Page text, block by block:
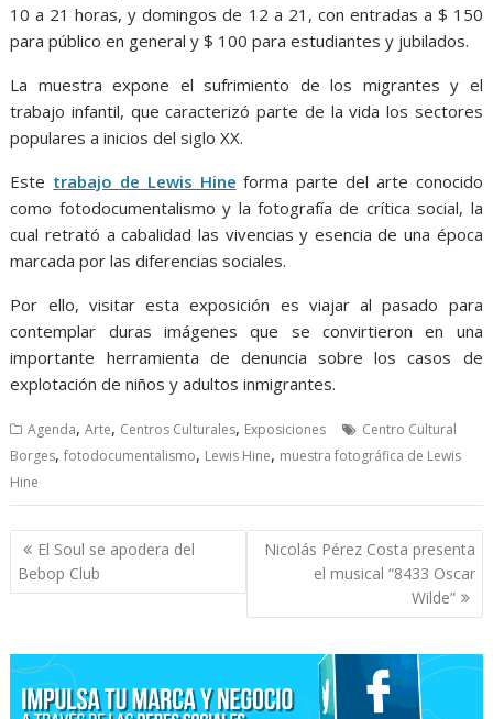
10 a 21 horas, y domingos de 12 a 21, con entradas a $ 150
para público en general y $ 100 para estudiantes y jubilados.
La muestra expone el sufrimiento de los migrantes y el
trabajo infantil, que caracterizó parte de la vida los sectores
populares a inicios del siglo XX.
Este trabajo de Lewis Hine forma parte del arte conocido
como fotodocumentalismo y la fotografía de crítica social, la
cual retrató a cabalidad las vivencias y esencia de una época
marcada por las diferencias sociales.
Por ello, visitar esta exposición es viajar al pasado para
contemplar duras imágenes que se convirtieron en una
importante herramienta de denuncia sobre los casos de
explotación de niños y adultos inmigrantes.
Agenda,Arte, Centros Culturales, Exposiciones
Centro Cultural
Borges,fotodocumentalismo, Lewis Hine, muestra fotográfica de Lewis
Hine
Navegación
de
entradas
El Soul se apodera del
Bebop Club
Nicolás Pérez Costa presenta
el musical “8433 Oscar
Wilde”